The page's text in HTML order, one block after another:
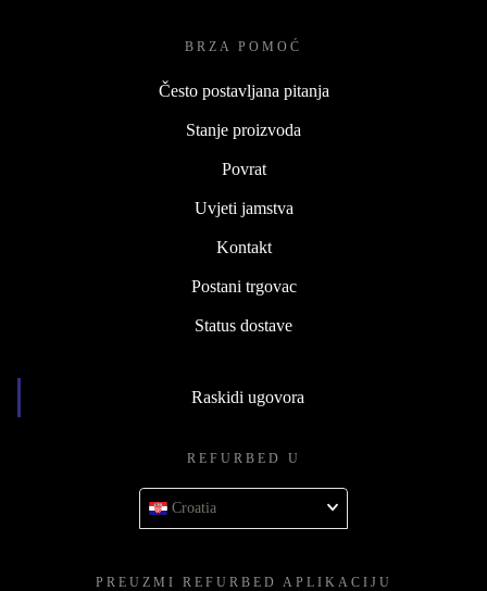
BRZA POMOĆ
Često postavljana pitanja
Stanje proizvoda
Povrat
Uvjeti jamstva
Kontakt
Postani trgovac
Status dostave
Raskidi ugovora
REFURBED U
Croatia
PREUZMI REFURBED APLIKACIJU